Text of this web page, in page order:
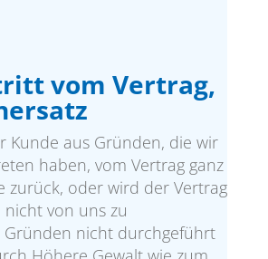
vom Vertrag,
Kunde aus Gründen, die wir
haben, vom Vertrag ganz
zurück, oder wird der Vertrag
von uns zu
nicht durchgeführt